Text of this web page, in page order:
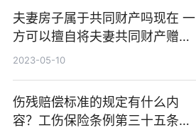
夫妻房子属于共同财产吗现在 一
方可以擅自将夫妻共同财产赠与
他人吗？
2023-05-10
伤残赔偿标准的规定有什么内
容？工伤保险条例第三十五条规